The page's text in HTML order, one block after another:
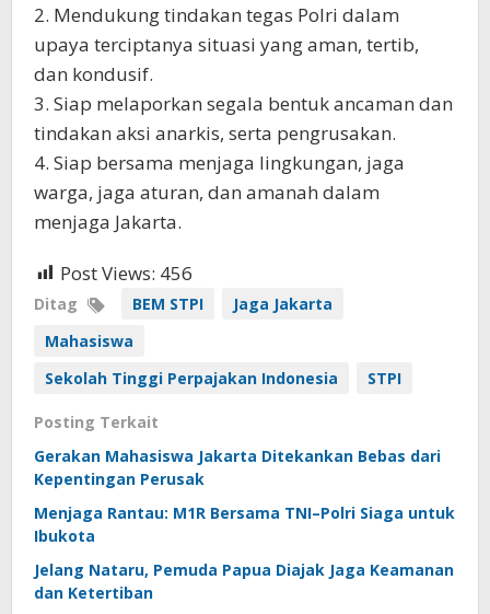
2. Mendukung tindakan tegas Polri dalam
upaya terciptanya situasi yang aman, tertib,
dan kondusif.
3. Siap melaporkan segala bentuk ancaman dan
tindakan aksi anarkis, serta pengrusakan.
4. Siap bersama menjaga lingkungan, jaga
warga, jaga aturan, dan amanah dalam
menjaga Jakarta.
Post Views: 456
Ditag BEM STPI
Jaga Jakarta
Mahasiswa
Sekolah Tinggi Perpajakan Indonesia
STPI
Posting Terkait
Gerakan Mahasiswa Jakarta Ditekankan Bebas dari
Kepentingan Perusak
Menjaga Rantau: M1R Bersama TNI–Polri Siaga untuk
Ibukota
Jelang Nataru, Pemuda Papua Diajak Jaga Keamanan
dan Ketertiban